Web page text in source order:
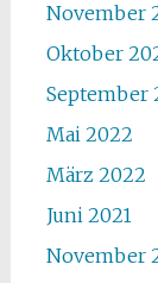
November
Oktober
September
Mai 2022
März 2022
Juni 2021
November